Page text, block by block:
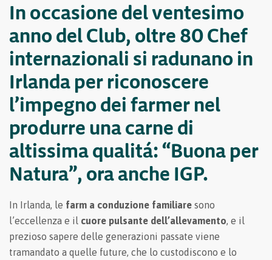
In occasione del ventesimo
anno del Club, oltre 80 Chef
internazionali si radunano in
Irlanda per riconoscere
l’impegno dei farmer nel
produrre una carne di
altissima qualitá: “Buona per
Natura”, ora anche IGP.
In Irlanda, le farm a conduzione familiare sono
l’eccellenza e il cuore pulsante dell’allevamento, e il
prezioso sapere delle generazioni passate viene
tramandato a quelle future, che lo custodiscono e lo